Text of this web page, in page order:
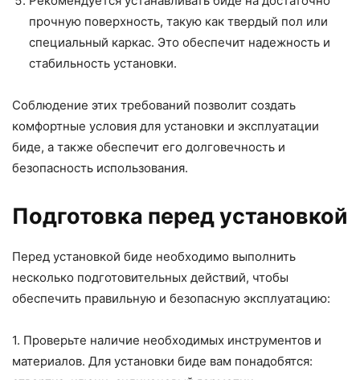
прочную поверхность, такую как твердый пол или
специальный каркас. Это обеспечит надежность и
стабильность установки.
Соблюдение этих требований позволит создать
комфортные условия для установки и эксплуатации
биде, а также обеспечит его долговечность и
безопасность использования.
Подготовка перед установкой
Перед установкой биде необходимо выполнить
несколько подготовительных действий, чтобы
обеспечить правильную и безопасную эксплуатацию:
1. Проверьте наличие необходимых инструментов и
материалов. Для установки биде вам понадобятся: